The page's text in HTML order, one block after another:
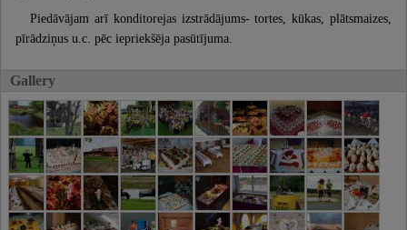
Piedāvājam arī konditorejas izstrādājums- tortes, kūkas, plātsmaizes,
pīrādziņus u.c. pēc iepriekšēja pasūtījuma.
Gallery